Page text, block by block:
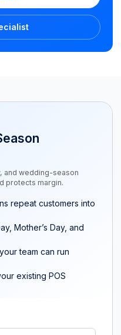
and wedding-season
protects margin.
repeat customers into
Mother’s Day, and
team can run
existing POS